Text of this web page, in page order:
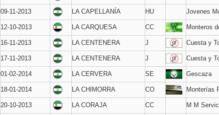
09-11-2013 LA CAPELLANÍA HU Jovenes
12-10-2013 LA CARQUESA CC Monteros
16-11-2013 LA CENTENERA J Cuesta y
17-11-2013 LA CENTENERA J Cuesta y
01-02-2014 LA CERVERA SE Gescaza
18-01-2014 LA CHIMORRA CO Monterías
20-10-2013 LA CORAJA CC M M